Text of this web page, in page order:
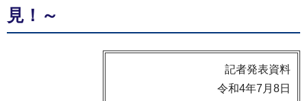
見！～
記者発表資料
令和4年7月8日